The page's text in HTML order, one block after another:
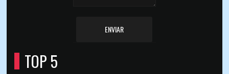
ENVIAR
TOP 5